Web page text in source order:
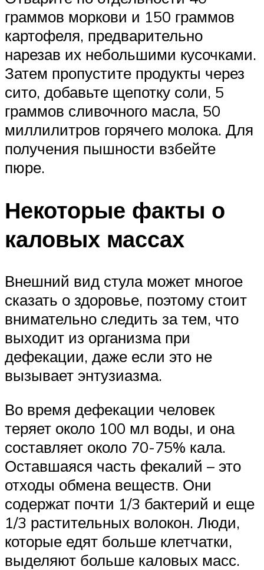
граммов моркови и 150 граммов
картофеля, предварительно
нарезав их небольшими кусочками.
Затем пропустите продукты через
сито, добавьте щепотку соли, 5
граммов сливочного масла, 50
миллилитров горячего молока. Для
получения пышности взбейте
пюре.
Некоторые факты о
каловых массах
Внешний вид стула может многое
сказать о здоровье, поэтому стоит
внимательно следить за тем, что
выходит из организма при
дефекации, даже если это не
вызывает энтузиазма.
Во время дефекации человек
теряет около 100 мл воды, и она
составляет около 70-75% кала.
Оставшаяся часть фекалий – это
отходы обмена веществ. Они
содержат почти 1/3 бактерий и еще
1/3 растительных волокон. Люди,
которые едят больше клетчатки,
выделяют больше каловых масс.